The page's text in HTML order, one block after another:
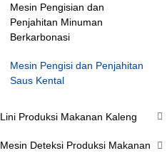
Mesin Pengisian dan
Penjahitan Minuman
Berkarbonasi
Mesin Pengisi dan Penjahitan
Saus Kental
Lini Produksi Makanan Kaleng
Mesin Deteksi Produksi Makanan